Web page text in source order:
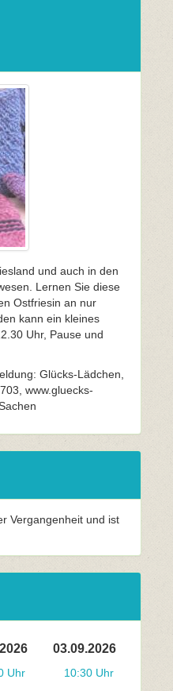
und auch in den
Lernen Sie diese
Ostfriesin an nur
kann ein kleines
Uhr, Pause und
Glücks-Lädchen,
www.gluecks-
Vergangenheit und ist
Uhr
03.09.2026
10:30 Uhr